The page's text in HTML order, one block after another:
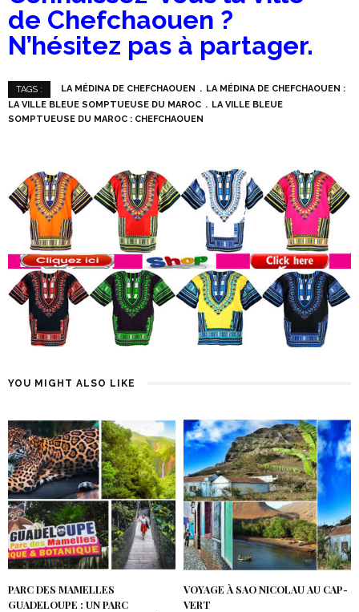
de Chefchaouen ?
N’hésitez pas à partager.
TAGS : LA MÉDINA DE CHEFCHAOUEN
LA MÉDINA DE CHEFCHAOUEN :
LA VILLE BLEUE SOMPTUEUSE DU MAROC
LA VILLE BLEUE
SOMPTUEUSE DU MAROC : CHEFCHAOUEN
YOU MIGHT ALSO LIKE
PARC DES MAMELLES
GUADELOUPE : UN PARC
VOYAGE À SAO NICOLAU AU CAP-
VERT